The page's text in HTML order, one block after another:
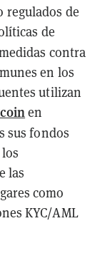
regulados de
de
contra
en los
utilizan
en
sus fondos
las
como
KYC/AML